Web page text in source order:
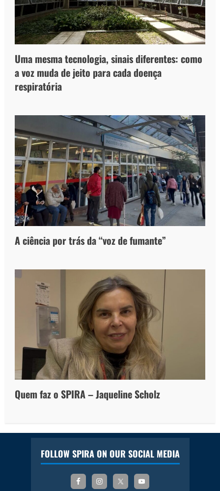
Uma mesma tecnologia, sinais diferentes: como
a voz muda de jeito para cada doença
respiratória
A ciência por trás da “voz de fumante”
Quem faz o SPIRA – Jaqueline Scholz
FOLLOW SPIRA ON OUR SOCIAL MEDIA